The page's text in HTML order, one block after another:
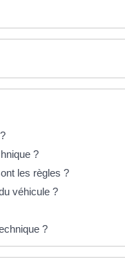
?
les règles ?
véhicule ?
?